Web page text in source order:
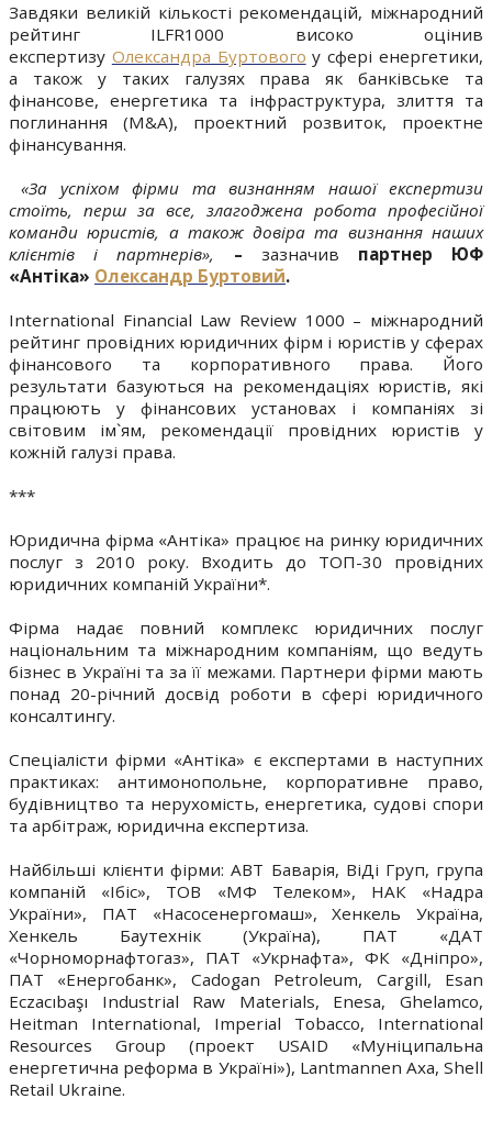
Завдяки великій кількості рекомендацій, міжнародний
рейтинг ILFR1000 високо оцінив
експертизу Олександра Буртового у сфері енергетики,
а також у таких галузях права як банківське та
фінансове, енергетика та інфраструктура, злиття та
поглинання (M&A), проектний розвиток, проектне
фінансування.
«За успіхом фірми та визнанням нашої експертизи
стоїть, перш за все, злагоджена робота професійної
команди юристів, а також довіра та визнання наших
клієнтів і партнерів», – зазначив партнер ЮФ
«Антіка» Олександр Буртовий.
International Financial Law Review 1000 – міжнародний
рейтинг провідних юридичних фірм і юристів у сферах
фінансового та корпоративного права. Його
результати базуються на рекомендаціях юристів, які
працюють у фінансових установах і компаніях зі
світовим ім`ям, рекомендації провідних юристів у
кожній галузі права.
***
Юридична фірма «Антіка» працює на ринку юридичних
послуг з 2010 року. Входить до ТОП-30 провідних
юридичних компаній України*.
Фірма надає повний комплекс юридичних послуг
національним та міжнародним компаніям, що ведуть
бізнес в Україні та за її межами. Партнери фірми мають
понад 20-річний досвід роботи в сфері юридичного
консалтингу.
Спеціалісти фірми «Антіка» є експертами в наступних
практиках: антимонопольне, корпоративне право,
будівництво та нерухомість, енергетика, судові спори
та арбітраж, юридична експертиза.
Найбільші клієнти фірми: АВТ Баварія, ВіДі Груп, група
компаній «Ібіс», ТОВ «МФ Телеком», НАК «Надра
України», ПАТ «Насосенергомаш», Хенкель Україна,
Хенкель Баутехнік (Україна), ПАТ «ДАТ
«Чорноморнафтогаз», ПАТ «Укрнафта», ФК «Дніпро»,
ПАТ «Енергобанк», Cadogan Petroleum, Cargill, Esan
Eczacıbaşı Industrial Raw Materials, Enesa, Ghelamco,
Heitman International, Imperial Tobacco, International
Resources Group (проект USAID «Муніципальна
енергетична реформа в Україні»), Lantmannen Axa, Shell
Retail Ukraine.